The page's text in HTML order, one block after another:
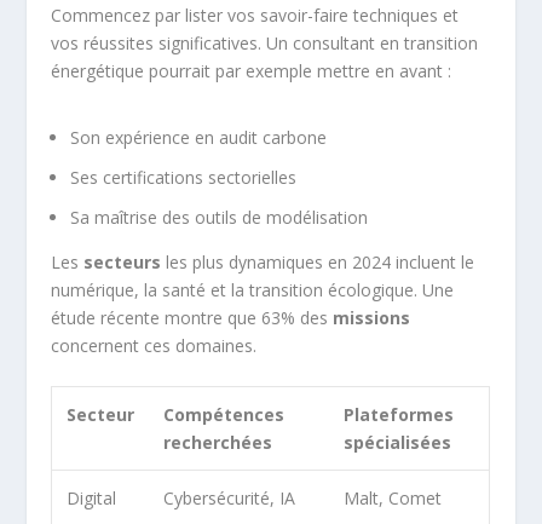
Commencez par lister vos savoir-faire techniques et
vos réussites significatives. Un consultant en transition
énergétique pourrait par exemple mettre en avant :
Son expérience en audit carbone
Ses certifications sectorielles
Sa maîtrise des outils de modélisation
Les secteurs les plus dynamiques en 2024 incluent le
numérique, la santé et la transition écologique. Une
étude récente montre que 63% des missions
concernent ces domaines.
Secteur
Compétences
recherchées
Plateformes
spécialisées
Digital Cybersécurité, IA Malt, Comet